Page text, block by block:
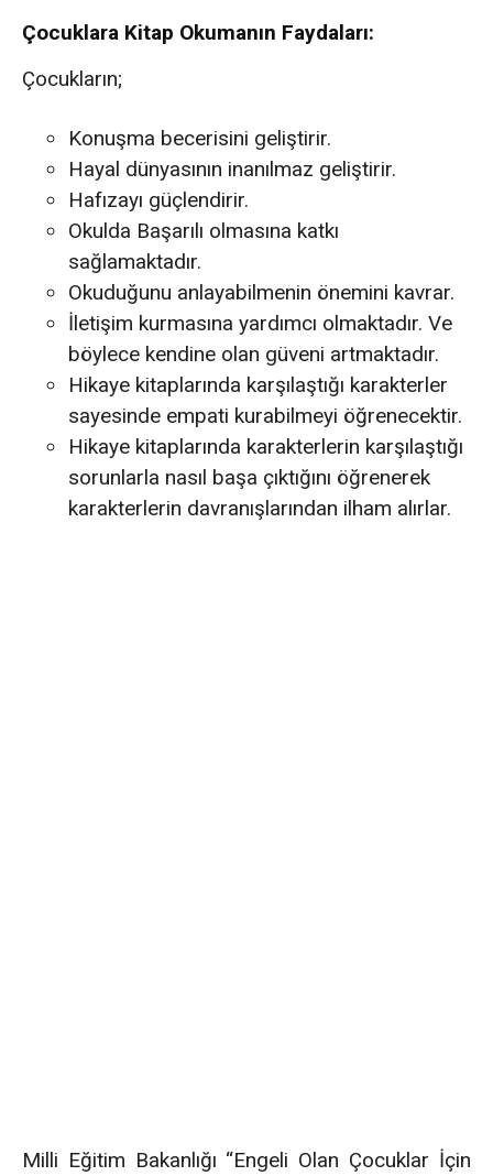
Çocuklara Kitap Okumanın Faydaları:
Çocukların;
Konuşma becerisini geliştirir.
Hayal dünyasının inanılmaz geliştirir.
Hafızayı güçlendirir.
Okulda Başarılı olmasına katkı
sağlamaktadır.
Okuduğunu anlayabilmenin önemini kavrar.
İletişim kurmasına yardımcı olmaktadır. Ve
böylece kendine olan güveni artmaktadır.
Hikaye kitaplarında karşılaştığı karakterler
sayesinde empati kurabilmeyi öğrenecektir.
Hikaye kitaplarında karakterlerin karşılaştığı
sorunlarla nasıl başa çıktığını öğrenerek
karakterlerin davranışlarından ilham alırlar.
Milli Eğitim Bakanlığı “Engeli Olan Çocuklar İçin